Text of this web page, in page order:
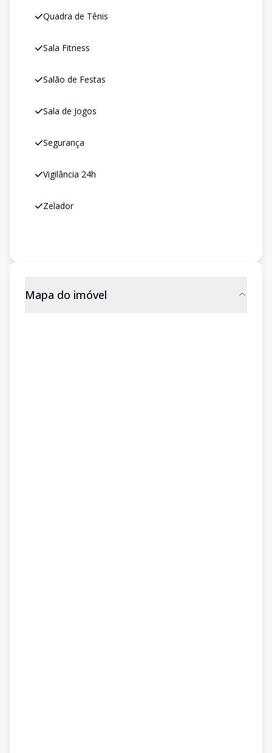
Quadra de Tênis
Sala Fitness
Salão de Festas
Sala de Jogos
Segurança
Vigilância 24h
Zelador
Mapa do imóvel